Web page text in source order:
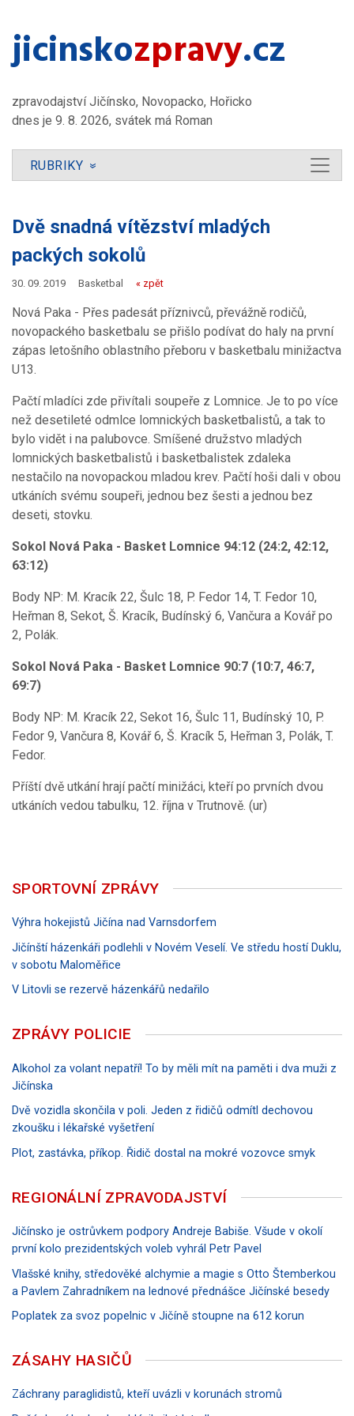
jicinsko​zpravy.cz
zpravodajství Jičínsko, Novopacko, Hořicko
dnes je 9. 8. 2026, svátek má Roman
RUBRIKY »
Dvě snadná vítězství mladých
packých sokolů
30. 09. 2019 Basketbal « zpět
Nová Paka - Přes padesát příznivců, převážně rodičů,
novopackého basketbalu se přišlo podívat do haly na první
zápas letošního oblastního přeboru v basketbalu minižactva
U13.
Pačtí mladíci zde přivítali soupeře z Lomnice. Je to po více
než desetileté odmlce lomnických basketbalistů, a tak to
bylo vidět i na palubovce. Smíšené družstvo mladých
lomnických basketbalistů i basketbalistek zdaleka
nestačilo na novopackou mladou krev. Pačtí hoši dali v obou
utkáních svému soupeři, jednou bez šesti a jednou bez
deseti, stovku.
Sokol Nová Paka - Basket Lomnice 94:12 (24:2, 42:12,
63:12)
Body NP: M. Kracík 22, Šulc 18, P. Fedor 14, T. Fedor 10,
Heřman 8, Sekot, Š. Kracík, Budínský 6, Vančura a Kovář po
2, Polák.
Sokol Nová Paka - Basket Lomnice 90:7 (10:7, 46:7,
69:7)
Body NP: M. Kracík 22, Sekot 16, Šulc 11, Budínský 10, P.
Fedor 9, Vančura 8, Kovář 6, Š. Kracík 5, Heřman 3, Polák, T.
Fedor.
Příští dvě utkání hrají pačtí minižáci, kteří po prvních dvou
utkáních vedou tabulku, 12. října v Trutnově. (ur)
SPORTOVNÍ ZPRÁVY
Výhra hokejistů Jičína nad Varnsdorfem
Jičínští házenkáři podlehli v Novém Veselí. Ve středu hostí Duklu,
v sobotu Maloměřice
V Litovli se rezervě házenkářů nedařilo
ZPRÁVY POLICIE
Alkohol za volant nepatří! To by měli mít na paměti i dva muži z
Jičínska
Dvě vozidla skončila v poli. Jeden z řidičů odmítl dechovou
zkoušku i lékařské vyšetření
Plot, zastávka, příkop. Řidič dostal na mokré vozovce smyk
REGIONÁLNÍ ZPRAVODAJSTVÍ
Jičínsko je ostrůvkem podpory Andreje Babiše. Všude v okolí
první kolo prezidentských voleb vyhrál Petr Pavel
Vlašské knihy, středověké alchymie a magie s Otto Štemberkou
a Pavlem Zahradníkem na lednové přednášce Jičínské besedy
Poplatek za svoz popelnic v Jičíně stoupne na 612 korun
ZÁSAHY HASIČŮ
Záchrany paraglidistů, kteří uvázli v korunách stromů